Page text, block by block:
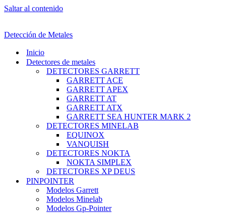
Saltar al contenido
Detección de Metales
Inicio
Detectores de metales
DETECTORES GARRETT
GARRETT ACE
GARRETT APEX
GARRETT AT
GARRETT ATX
GARRETT SEA HUNTER MARK 2
DETECTORES MINELAB
EQUINOX
VANQUISH
DETECTORES NOKTA
NOKTA SIMPLEX
DETECTORES XP DEUS
PINPOINTER
Modelos Garrett
Modelos Minelab
Modelos Gp-Pointer